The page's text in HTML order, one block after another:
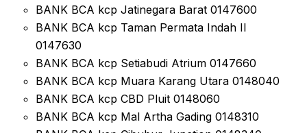
BANK BCA kcp Jatinegara Barat 0147600
BANK BCA kcp Taman Permata Indah II
0147630
BANK BCA kcp Setiabudi Atrium 0147660
BANK BCA kcp Muara Karang Utara 0148040
BANK BCA kcp CBD Pluit 0148060
BANK BCA kcp Mal Artha Gading 0148310